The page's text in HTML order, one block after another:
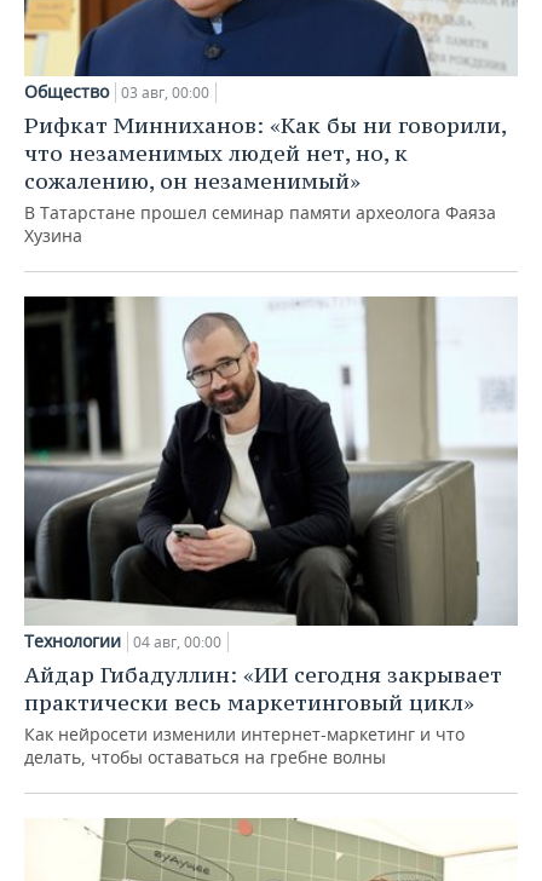
Общество 03 авг, 00:00
Рифкат Минниханов: «Как бы ни говорили,
что незаменимых людей нет, но, к
сожалению, он незаменимый»
В Татарстане прошел семинар памяти археолога Фаяза
Хузина
Технологии 04 авг, 00:00
Айдар Гибадуллин: «ИИ сегодня закрывает
практически весь маркетинговый цикл»
Как нейросети изменили интернет-маркетинг и что
делать, чтобы оставаться на гребне волны